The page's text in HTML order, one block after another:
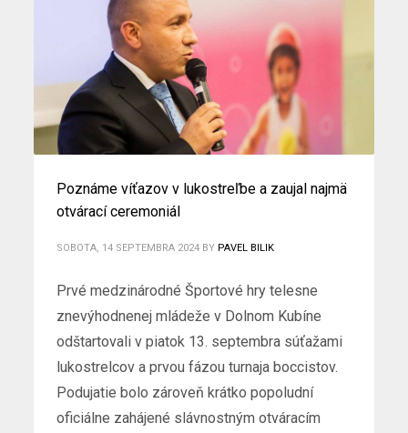
Poznáme víťazov v lukostreľbe a zaujal najmä
otvárací ceremoniál
SOBOTA, 14 SEPTEMBRA 2024 BY PAVEL BILIK
Prvé medzinárodné Športové hry telesne
znevýhodnenej mládeže v Dolnom Kubíne
odštartovali v piatok 13. septembra súťažami
lukostrelcov a prvou fázou turnaja boccistov.
Podujatie bolo zároveň krátko popoludní
oficiálne zahájené slávnostným otváracím